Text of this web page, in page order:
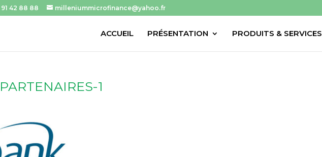
42 88 88 milleniummicrofinance@yahoo.fr
ACCUEIL PRÉSENTATION PRODUITS & SERVICES
1